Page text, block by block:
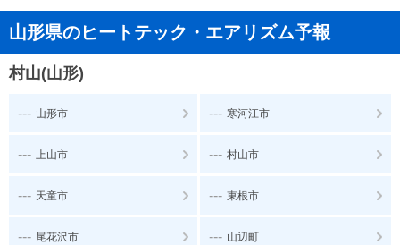
山形県のヒートテック・エアリズム予報
村山(山形)
--- 山形市 --- 寒河江市
--- 上山市 --- 村山市
--- 天童市 --- 東根市
--- 尾花沢市 --- 山辺町